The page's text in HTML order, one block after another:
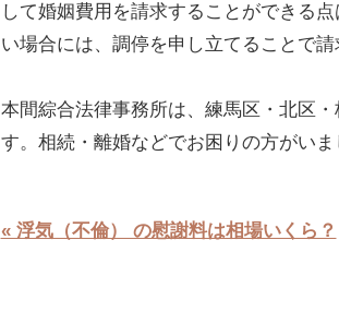
して婚姻費用を請求することができる
い場合には、調停を申し立てることで請
本間綜合法律事務所は、練馬区・北区
す。相続・離婚などでお困りの方がい
« 浮気（不倫） の慰謝料は相場いくら？